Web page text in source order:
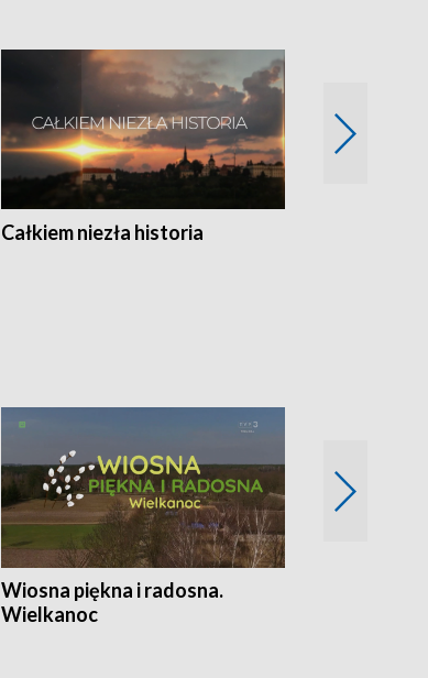
Całkiem niezła historia
Wiosna piękna i radosna.
Wielkanoc